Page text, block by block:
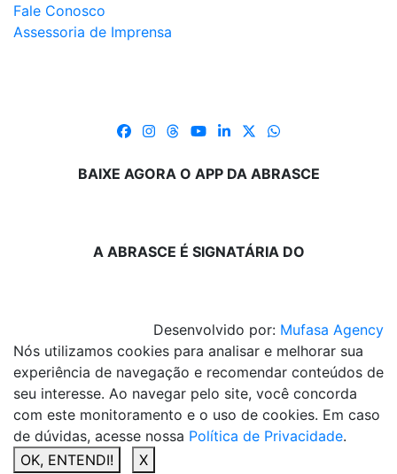
Fale Conosco
Assessoria de Imprensa
BAIXE AGORA O APP DA ABRASCE
A ABRASCE É SIGNATÁRIA DO
Desenvolvido por: Mufasa Agency
Nós utilizamos cookies para analisar e melhorar sua
experiência de navegação e recomendar conteúdos de
seu interesse. Ao navegar pelo site, você concorda
com este monitoramento e o uso de cookies. Em caso
de dúvidas, acesse nossa Política de Privacidade.
OK, ENTENDI!
X